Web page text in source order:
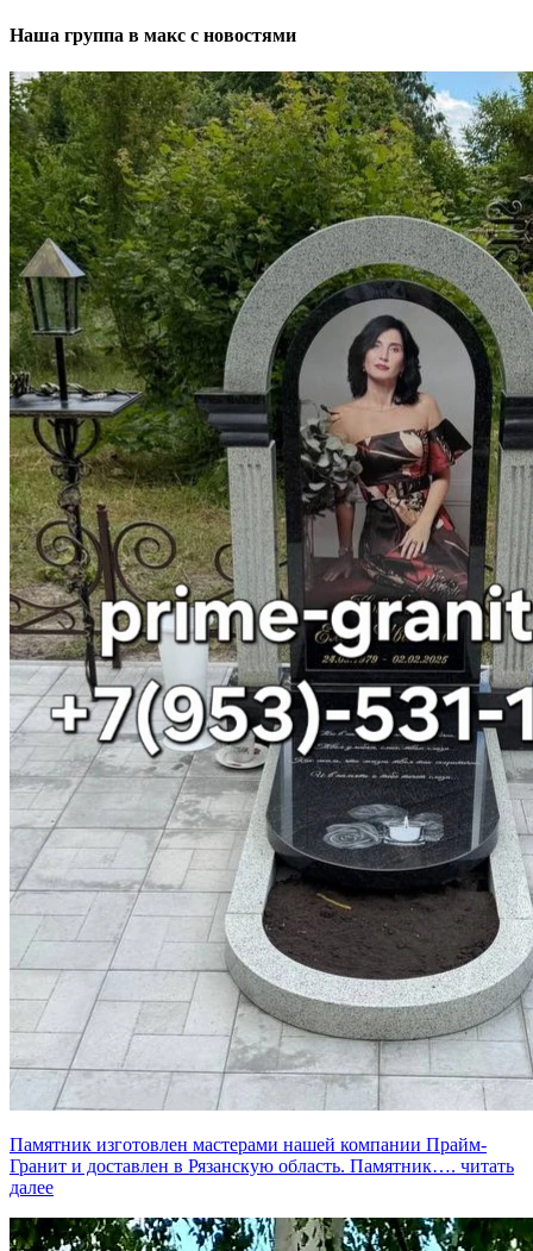
Наша группа в макс с новостями
Памятник изготовлен мастерами нашей компании Прайм-
Гранит и доставлен в Рязанскую область. Памятник…. читать
далее